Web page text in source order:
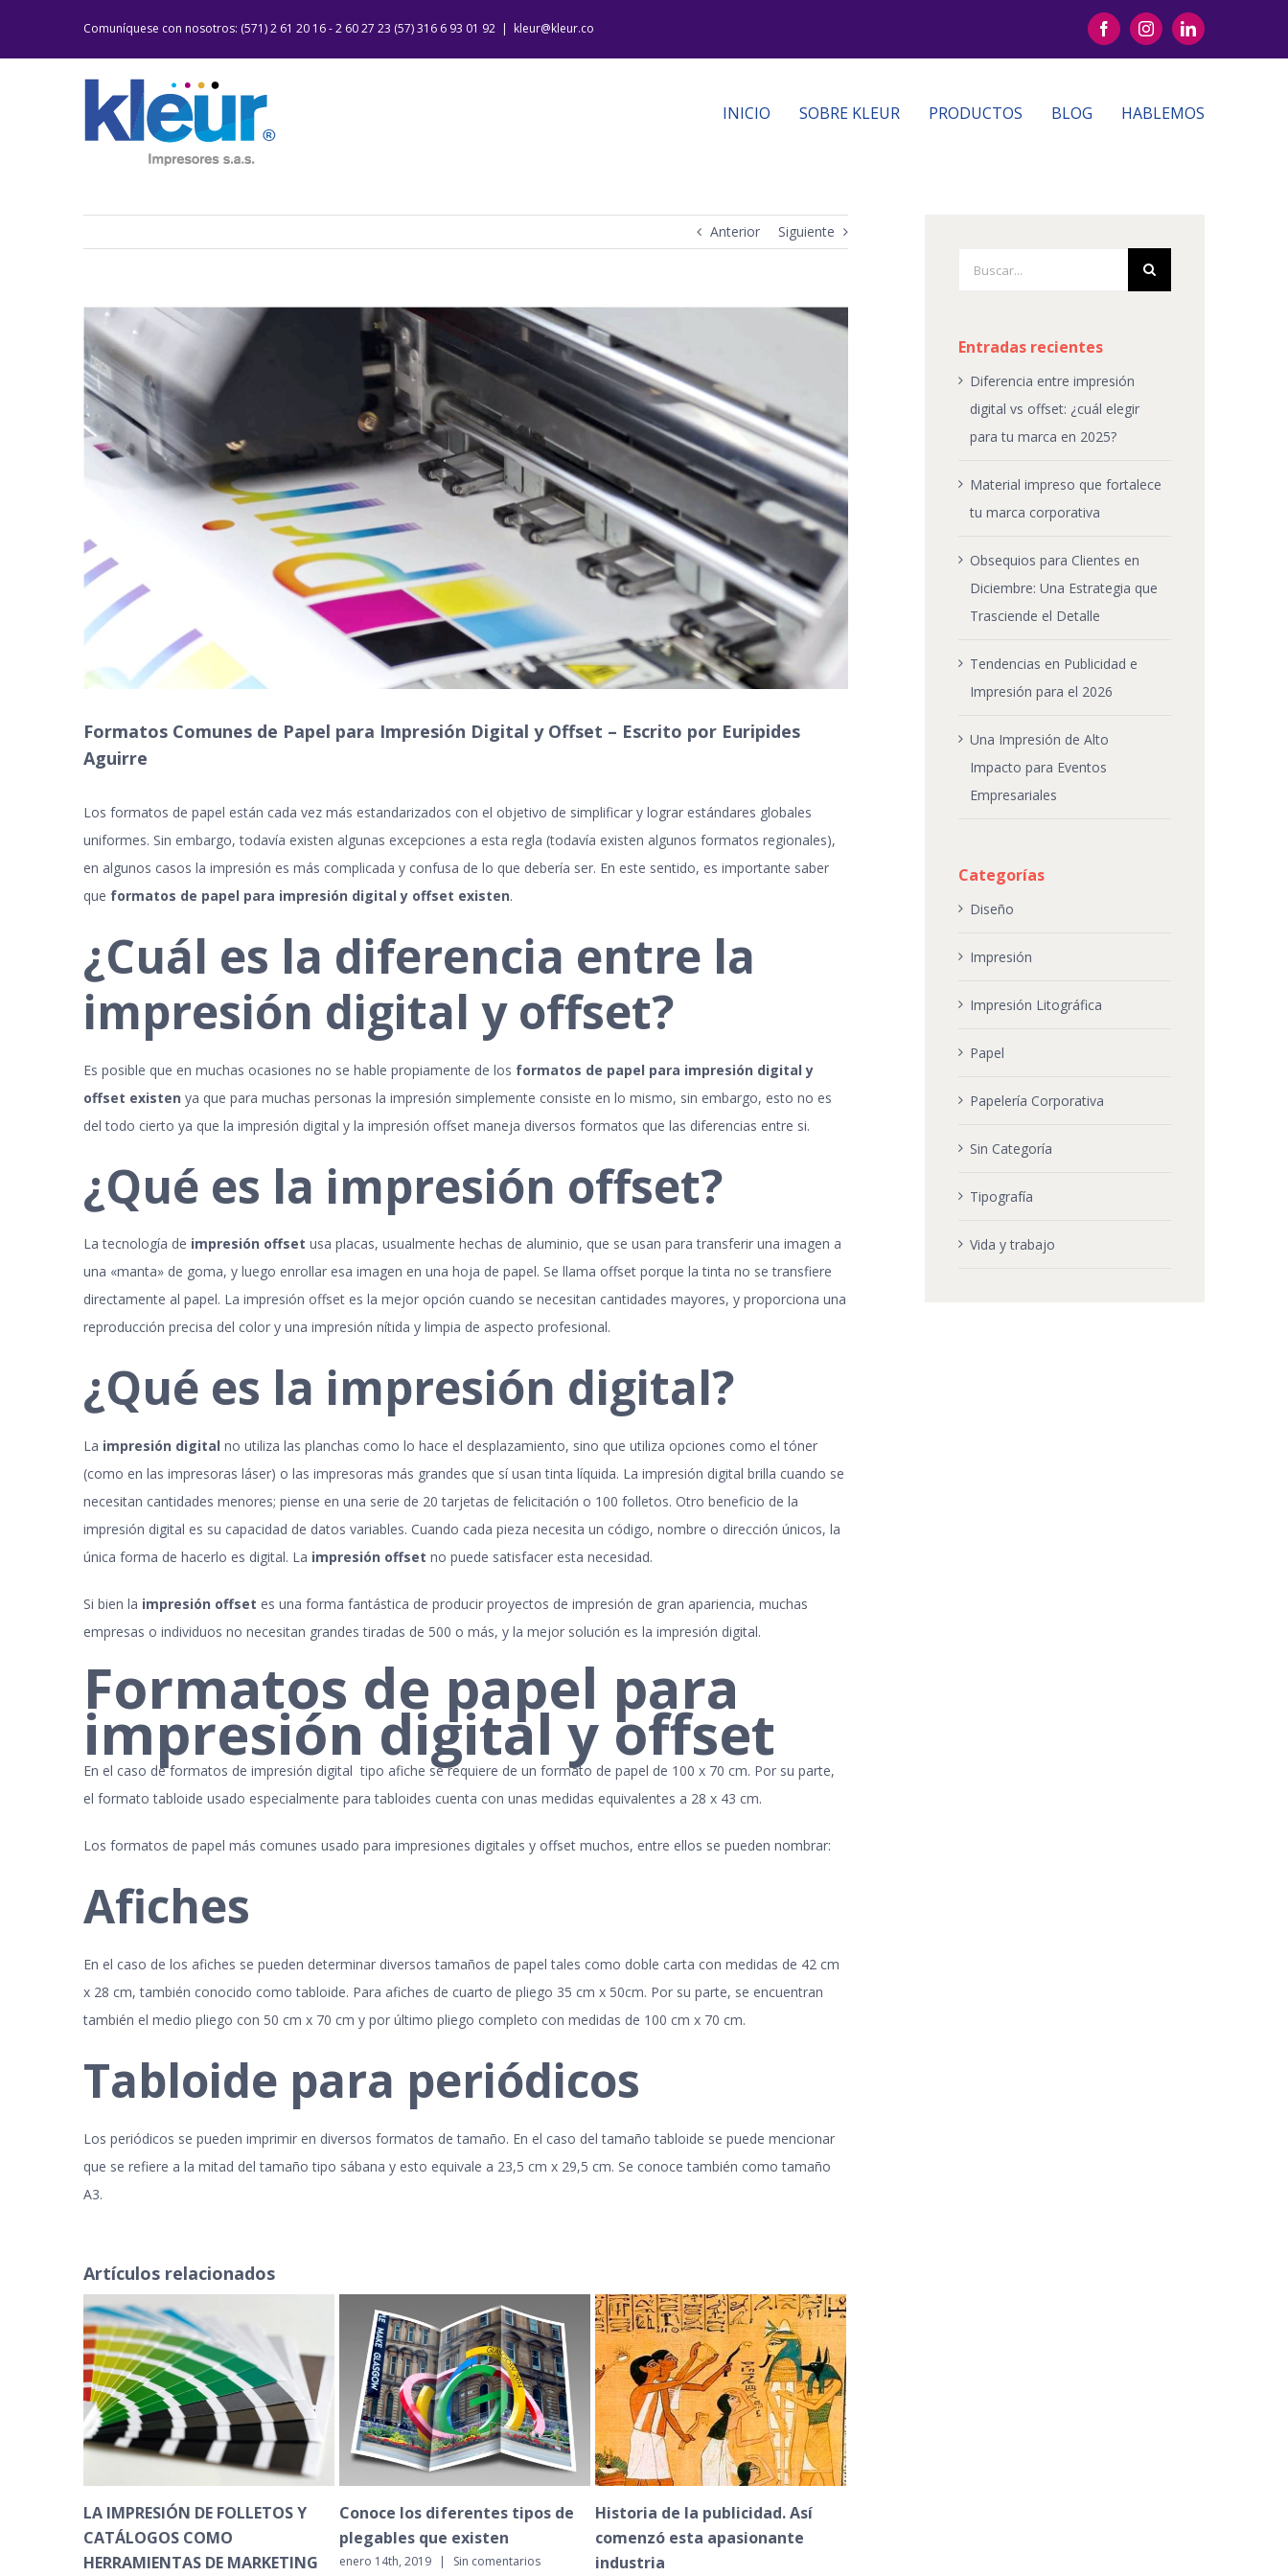
Comuníquese con nosotros: (571) 2 61 20 16 - 2 60 27 23 (57) 316 6 93 01 92 | kleur@kleur.co FacebookInstagramLinkedIn
INICIO SOBRE KLEUR PRODUCTOS BLOG HABLEMOS
Anterior Siguiente
Ver
imagen
más
grande
Formatos Comunes de Papel para Impresión Digital y Offset – Escrito por Euripides
Aguirre
Los formatos de papel están cada vez más estandarizados con el objetivo de simplificar y lograr estándares globales
uniformes. Sin embargo, todavía existen algunas excepciones a esta regla (todavía existen algunos formatos regionales),
en algunos casos la impresión es más complicada y confusa de lo que debería ser. En este sentido, es importante saber
que formatos de papel para impresión digital y offset existen.
¿Cuál es la diferencia entre la
impresión digital y offset?
Es posible que en muchas ocasiones no se hable propiamente de los formatos de papel para impresión digital y
offset existen ya que para muchas personas la impresión simplemente consiste en lo mismo, sin embargo, esto no es
del todo cierto ya que la impresión digital y la impresión offset maneja diversos formatos que las diferencias entre si.
¿Qué es la impresión offset?
La tecnología de impresión offset usa placas, usualmente hechas de aluminio, que se usan para transferir una imagen a
una «manta» de goma, y luego enrollar esa imagen en una hoja de papel. Se llama offset porque la tinta no se transfiere
directamente al papel. La impresión offset es la mejor opción cuando se necesitan cantidades mayores, y proporciona una
reproducción precisa del color y una impresión nítida y limpia de aspecto profesional.
¿Qué es la impresión digital?
La impresión digital no utiliza las planchas como lo hace el desplazamiento, sino que utiliza opciones como el tóner
(como en las impresoras láser) o las impresoras más grandes que sí usan tinta líquida. La impresión digital brilla cuando se
necesitan cantidades menores; piense en una serie de 20 tarjetas de felicitación o 100 folletos. Otro beneficio de la
impresión digital es su capacidad de datos variables. Cuando cada pieza necesita un código, nombre o dirección únicos, la
única forma de hacerlo es digital. La impresión offset no puede satisfacer esta necesidad.
Si bien la impresión offset es una forma fantástica de producir proyectos de impresión de gran apariencia, muchas
empresas o individuos no necesitan grandes tiradas de 500 o más, y la mejor solución es la impresión digital.
Formatos de papel para
impresión digital y offset
En el caso de formatos de impresión digital tipo afiche se requiere de un formato de papel de 100 x 70 cm. Por su parte,
el formato tabloide usado especialmente para tabloides cuenta con unas medidas equivalentes a 28 x 43 cm.
Los formatos de papel más comunes usado para impresiones digitales y offset muchos, entre ellos se pueden nombrar:
Afiches
En el caso de los afiches se pueden determinar diversos tamaños de papel tales como doble carta con medidas de 42 cm
x 28 cm, también conocido como tabloide. Para afiches de cuarto de pliego 35 cm x 50cm. Por su parte, se encuentran
también el medio pliego con 50 cm x 70 cm y por último pliego completo con medidas de 100 cm x 70 cm.
Tabloide para periódicos
Los periódicos se pueden imprimir en diversos formatos de tamaño. En el caso del tamaño tabloide se puede mencionar
que se refiere a la mitad del tamaño tipo sábana y esto equivale a 23,5 cm x 29,5 cm. Se conoce también como tamaño
A3.
Artículos relacionados
Conoce los diferentes tipos de
plegables que existen
enero 14th, 2019 | Sin comentarios
Historia de la publicidad. Así
comenzó esta apasionante
industria
Consejos para las Márgenes y
Refilado en tus proyectos de
impresión digital y offset
Entradas recientes
Diferencia entre impresión
digital vs offset: ¿cuál elegir
para tu marca en 2025?
Material impreso que fortalece
tu marca corporativa
Obsequios para Clientes en
Diciembre: Una Estrategia que
Trasciende el Detalle
Tendencias en Publicidad e
Impresión para el 2026
Una Impresión de Alto
Impacto para Eventos
Empresariales
Categorías
Diseño
Impresión
Impresión Litográfica
Papel
Papelería Corporativa
Sin Categoría
Tipografía
Vida y trabajo